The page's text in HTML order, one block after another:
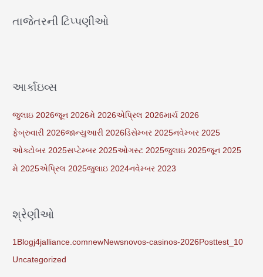
તાજેતરની ટિપ્પણીઓ
આર્કાઇવ્સ
જુલાઇ 2026જૂન 2026મે 2026એપ્રિલ 2026માર્ચ 2026
ફેબ્રુવારી 2026જાન્યુઆરી 2026ડિસેમ્બર 2025નવેમ્બર 2025
ઓક્ટોબર 2025સપ્ટેમ્બર 2025ઓગસ્ટ 2025જુલાઇ 2025જૂન 2025
મે 2025એપ્રિલ 2025જુલાઇ 2024નવેમ્બર 2023
શ્રેણીઓ
1 Blogj4jalliance.comnewNewsnovos-casinos-2026Posttest_10
Uncategorized